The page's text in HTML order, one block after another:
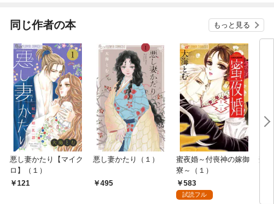
同じ作者の本 もっと見る
悪し妻かたり【マイク
ロ】（１）
121
悪し妻かたり（１）
495
蜜夜婚～付喪神の嫁御
寮～（１）
583
試読フル
禁